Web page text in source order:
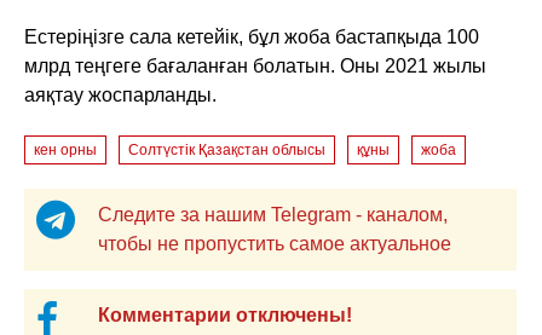
Естеріңізге сала кетейік, бұл жоба бастапқыда 100
млрд теңгеге бағаланған болатын. Оны 2021 жылы
аяқтау жоспарланды.
кен орны Солтүстік Қазақстан облысы құны жоба
Следите за нашим Telegram - каналом,
чтобы не пропустить самое актуальное
Комментарии отключены!